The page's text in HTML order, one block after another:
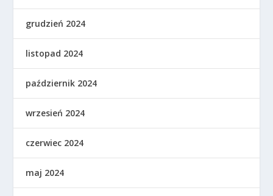
grudzień 2024
listopad 2024
październik 2024
wrzesień 2024
czerwiec 2024
maj 2024